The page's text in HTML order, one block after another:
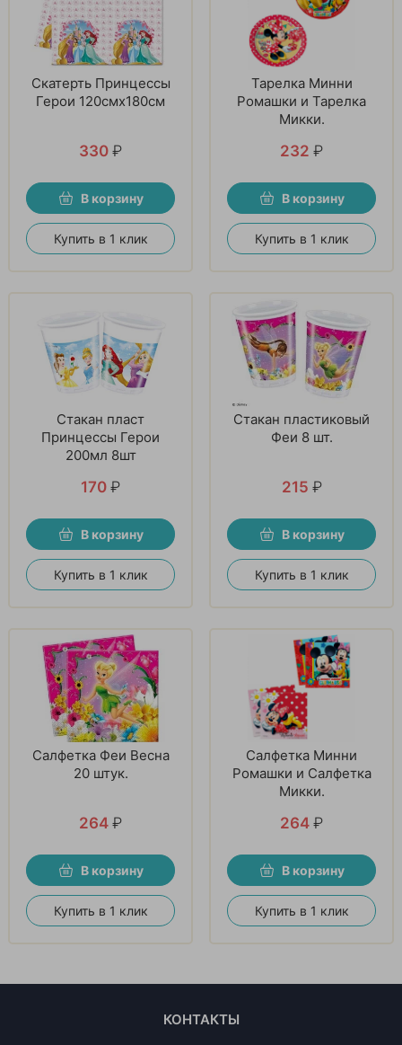
Скатерть Принцессы
Герои 120смх180см
330 ₽
В корзину
Купить в 1 клик
Тарелка Минни
Ромашки и Тарелка
Микки.
232 ₽
В корзину
Купить в 1 клик
Стакан пласт
Принцессы Герои
200мл 8шт
170 ₽
В корзину
Купить в 1 клик
Стакан пластиковый
Феи 8 шт.
215 ₽
В корзину
Купить в 1 клик
Салфетка Феи Весна
20 штук.
264 ₽
В корзину
Купить в 1 клик
Салфетка Минни
Ромашки и Салфетка
Микки.
264 ₽
В корзину
Купить в 1 клик
КОНТАКТЫ